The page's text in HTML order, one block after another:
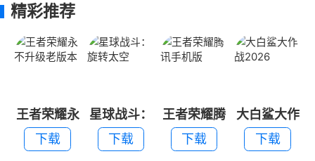
精彩推荐
王者荣耀永
不升级老版
本
下载
星球战斗：
旋转太空
下载
王者荣耀腾
讯手机版
下载
大白鲨大作
战2026
下载